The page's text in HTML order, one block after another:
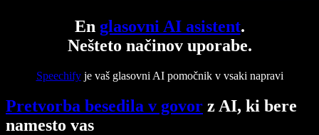
En glasovni AI asistent.
Nešteto načinov uporabe.
Speechifyje vaš glasovni AI pomočnik v vsaki napravi
Pretvorba besedila v govor z AI, ki bere
namesto vas